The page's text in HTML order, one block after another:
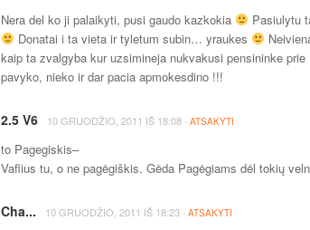
Nera del ko ji palaikyti, pusi gaudo kazkokia
Pasiulytu
Donatai i ta vieta ir tyletum subin… yraukes
kaip ta zvalgyba kur uzsimineja nukvakusi pensininke
pavyko, nieko ir dar pacia apmokesdino !!!
2.5 V6 10 GRUODŽIO, 2011 IŠ 18:08 · ATSAKYTI
to Pagegiskis–
Vaflius tu, o ne pagėgiškis. Gėda Pagėgiams dėl tokių
Cha... 10 GRUODŽIO, 2011 IŠ 18:23 · ATSAKYTI